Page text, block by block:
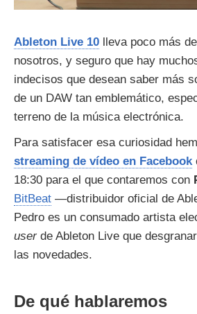
Ableton Live 10 lleva poco más
nosotros, y seguro que hay
indecisos que desean saber más
de un DAW tan emblemático,
terreno de la música electrónica.
Para satisfacer esa curiosidad
streaming de vídeo en Facebook
18:30 para el que contaremos con
BitBeat —distribuidor oficial de
Pedro es un consumado artista
userde Ableton Live que
las novedades.
De qué hablaremos